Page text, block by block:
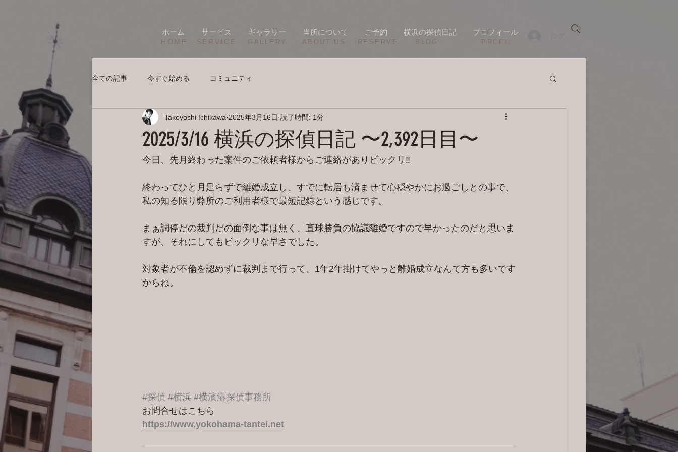
ログイン
ホーム サービス ギャラリー 当所について ご予約 横浜の探偵日記 プロフィール
HOME SERVICE ​GALLERY ​ABOUT US ​PROFIL
RESERVE BLOG
全ての記事 今すぐ始める コミュニティ
2025/3/16 横浜の探偵日記 〜2,392日目〜
Takeyoshi Ichikawa 2025年3月16日 読了時間: 1分
今日、先月終わった案件のご依頼者様からご連絡がありビックリ‼️
終わってひと月足らずで離婚成立し、すでに転居も済ませて心穏やかにお過ごしとの事で、
私の知る限り弊所のご利用者様で最短記録という感じです。
まぁ調停だの裁判だの面倒な事は無く、直球勝負の協議離婚ですので早かったのだと思いま
すが、それにしてもビックリな早さでした。
対象者が不倫を認めずに裁判まで行って、1年2年掛けてやっと離婚成立なんて方も多いです
からね。
#探偵 #横浜 #横濱港探偵事務所
お問合せはこちら
https://www.yokohama-tantei.net